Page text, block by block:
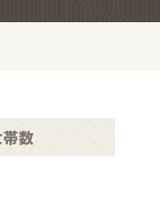
数